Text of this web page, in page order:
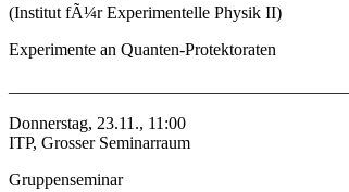
(Institut fÃ¼r Experimentelle Physik II)
Experimente an Quanten-Protektoraten
Donnerstag, 23.11., 11:00
ITP, Grosser Seminarraum
Gruppenseminar